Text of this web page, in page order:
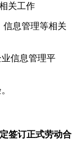
关工作
信息管理等相关
信息管理平
签订正式劳动合